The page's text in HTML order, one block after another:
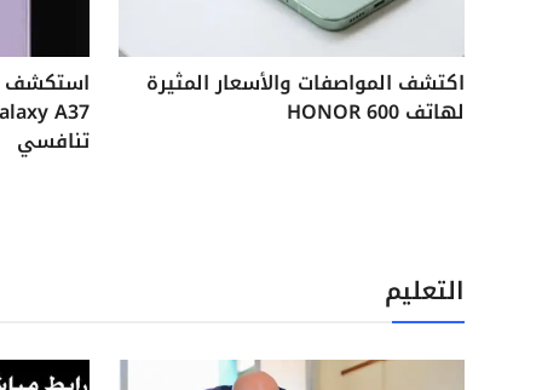
اكتشف المواصفات والأسعار المثيرة
لهاتف HONOR 600
تنافسي
التعليم